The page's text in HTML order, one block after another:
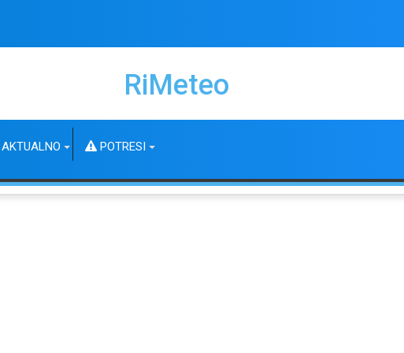
RiMeteo
AKTUALNO POTRESI